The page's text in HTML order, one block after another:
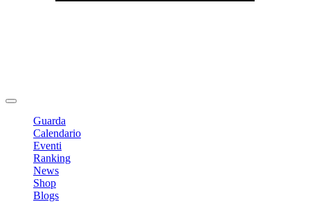
Guarda
Calendario
Eventi
Ranking
News
Shop
Blogs